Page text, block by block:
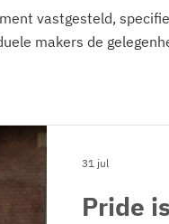
vastgesteld,
makers de
Pride
31 jul